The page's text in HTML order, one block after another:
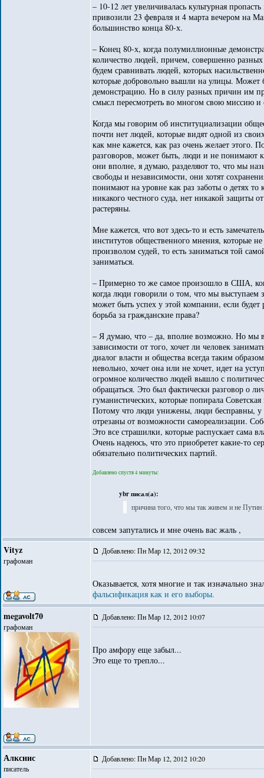
– 10-12 лет увеличивалась культурная
привозили 23 февраля и 4 марта вечером на
большинство конца 80-х.
– Конец 80-х, когда полумиллионные
количество людей, причем, совершенно
будем сравнивать людей, которых
которые добровольно вышли на улицы. Может
демонстрацию. Но в силу разных причин им
смысл пересмотреть во многом свою миссию и
Когда мы говорим об институциализации
почти нет людей, которые видят одной из
как мне кажется, как раз очень желает этого.
разговоров, может быть, люди и не понимают
они вполне, я думаю, разделяют то, что мы
свободы и независимости, они хотят
понимают на уровне как раз заботы о детях то
никакого честного суда, нет никакой защиты
растеряны.
Мне кажется, что вот здесь-то и есть
институтов общественного мнения, которые
произволом судей, то есть заниматься той
заниматься.
– Примерно то же самое произошло в США,
когда люди говорили о том, что мы
может быть успех у этой компании, если будет
борьба за гражданские права?
– Я думаю, что – да, вполне возможно. Но мы
зависимости от того, хочет ли человек
диалог власти и общества всегда таким
невольно, хочет она или не хочет, идет на
огромное количество людей вышло с
обращаться. Это был фактически разговор о
гуманистических, которые попирала
Потому что люди унижены, люди бесправны, у
отрезаны от возможности самореализации.
Это все страшилки, которые распускает сама
Очень надеюсь, что это приобретет какие-то
обязательно политических партий.
Добавлено спустя 4 минуты:
ybr писал(а):
причина того, что мы так живем и не Путин
совсем запутались и мне очень вас жаль ,
Vityz
графоман
Добавлено: Пн Мар 12, 2012 09:32
Оказывается, хотя многие и так изначально
фальсификация как и его выборы.
megavolt70
графоман
Добавлено: Пн Мар 12, 2012 10:07
Про амфору еще забыл...
Это еще то трепло...
Алкснис
писатель
Добавлено: Пн Мар 12, 2012 10:20